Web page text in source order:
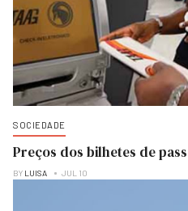
SOCIEDADE
Preços dos bilhetes de
BY LUISA JUL 10